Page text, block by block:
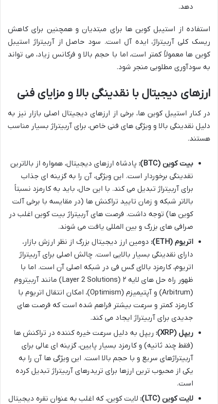
دهد.
استفاده از استیبل کوین ها برای مبتدیان و همچنین برای کاهش
ریسک کلی آربیتراژ، ایده آل است. سود حاصل از آربیتراژ استیبل
کوین ها معمولاً کمتر است، اما با حجم بالا و فرکانس زیاد، می تواند
به سودآوری مطلوبی منجر شود.
ارزهای دیجیتال با نقدینگی بالا و مزایای فنی
در کنار استیبل کوین ها، برخی از ارزهای دیجیتال اصلی بازار نیز به
دلیل نقدینگی بالا و ویژگی های فنی خاص، برای آربیتراژ بسیار مناسب
هستند.
بیت کوین (BTC):
پادشاه ارزهای دیجیتال، همواره از بالاترین
نقدینگی برخوردار است. این ویژگی، آن را به گزینه ای جذاب
برای آربیتراژ تبدیل می کند. با این حال، باید به کارمزد نسبتاً
بالاتر شبکه و زمان تایید تراکنش ها (در مقایسه با برخی آلت
کوین ها) توجه داشت. فرصت های آربیتراژ بیت کوین اغلب در
صرافی های بزرگ و بین المللی یافت می شوند.
اتریوم (ETH):
دومین ارز دیجیتال بزرگ از نظر ارزش بازار،
دارای نقدینگی بسیار بالایی است. چالش اصلی برای آربیتراژ
اتریوم، کارمزد بالای گس فی در شبکه اصلی آن است. اما با
ظهور راه حل های لایه ۲ (Layer 2 Solutions) مانند آربیتروم
(Arbitrum) و آپتیمیزم (Optimism)، امکان انتقال اتریوم با
کارمزد کمتر و سرعت بیشتر فراهم شده است که فرصت های
جدیدی برای آربیتراژ ایجاد می کند.
ریپل (XRP):
ریپل به دلیل سرعت خیره کننده در تراکنش ها
(فقط چند ثانیه) و کارمزد بسیار پایین، گزینه ای عالی برای
آربیتراژهای سریع و با حجم بالا است. این ویژگی ها آن را به
یکی از محبوب ترین ارزها برای تریدرهای آربیتراژ تبدیل کرده
است.
لایت کوین (LTC):
لایت کوین، که اغلب به عنوان نقره دیجیتال